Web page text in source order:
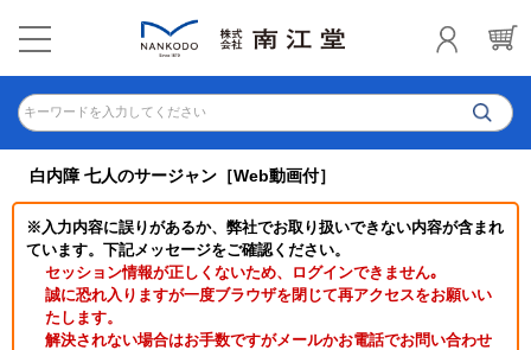
キーワードを入力してください
白内障 七人のサージャン［Web動画付］
※入力内容に誤りがあるか、弊社でお取り扱いできない内容が含まれ
ています。下記メッセージをご確認ください。
セッション情報が正しくないため、ログインできません｡
誠に恐れ入りますが一度ブラウザを閉じて再アクセスをお願いい
たします。
解決されない場合はお手数ですがメールかお電話でお問い合わせ